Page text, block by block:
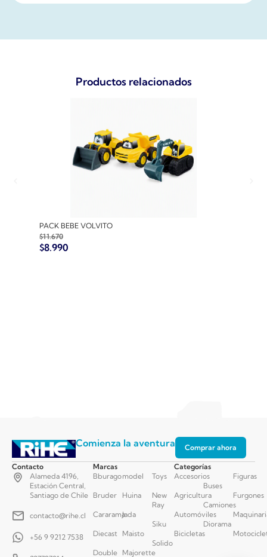
Productos relacionados
PACK BEBE VOLVITO
$11.670
$8.990
Comienza la aventura Comprar ahora
Contacto
Alameda 4196,
Estación Central,
Santiago de Chile
contacto@rihe.cl
+56 9 9212 7538
Marcas
Bburago
Bruder
Cararama
Diecast
Double
model
Huina
Jada
Maisto
Majorette
Toys
New
Ray
Siku
Solido
Categorías
Accesorios
Agricultura
Automóviles
Bicicletas
Buses
Camiones
Diorama
Figuras
Furgones